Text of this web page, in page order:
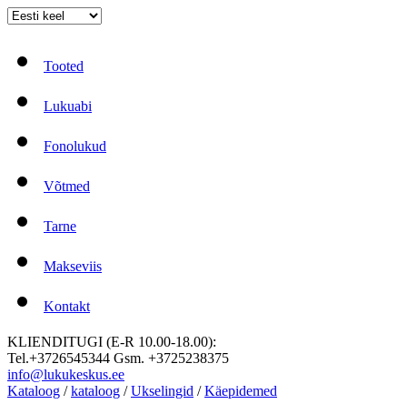
Tooted
Lukuabi
Fonolukud
Võtmed
Tarne
Makseviis
Kontakt
KLIENDITUGI (E-R 10.00-18.00):
Tel.+3726545344 Gsm. +3725238375
info@lukukeskus.ee
Kataloog /kataloog /Ukselingid /Käepidemed